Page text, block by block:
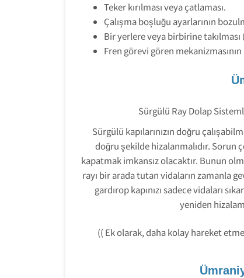
Teker kırılması veya çatlaması.
Çalışma boşluğu ayarlarının
Bir yerlere veya birbirine takılması
Fren görevi gören
Sürgülü Ray Dolap
Sürgülü kapılarınızın doğru
doğru şekilde hizalanmalıdır. Sorun
kapatmak imkansız olacaktır. Bunun
rayı bir arada tutan vidaların zamanla
gardırop kapınızı sadece vidaları
yeniden
(( Ek olarak, daha kolay hareket